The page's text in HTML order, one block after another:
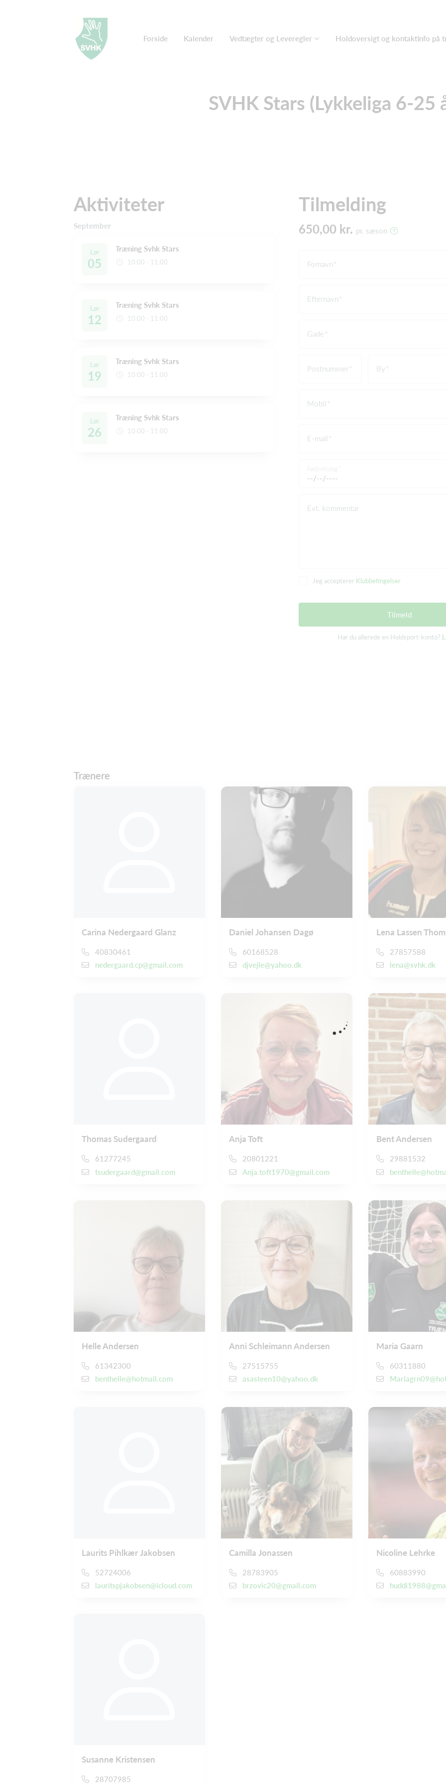
Forside Kalender Vedtægter og Leveregler Holdoversigt og kontaktinfo på
SVHK Stars (Lykkeliga 6-25
Aktiviteter
September
Lør
05
Træning Svhk Stars
10:00 - 11:00
Lør
12
Træning Svhk Stars
10:00 - 11:00
Lør
19
Træning Svhk Stars
10:00 - 11:00
Lør
26
Træning Svhk Stars
10:00 - 11:00
Tilmelding
650,00 kr. pr. sæson
Fornavn
Efternavn
Gade
Postnummer By
Mobil
E-mail
Evt. kommentar
Jeg accepterer Klubbetingelser
Tilmeld
Har du allerede en Holdsport-konto?
Trænere
Carina Nedergaard Glanz
40830461
nedergaard.cp@gmail.com
Daniel Johansen Dagø
60168528
djvejle@yahoo.dk
Lena Lassen
27857588
lena@svhk.dk
Thomas Sudergaard
61277245
tsudergaard@gmail.com
Anja Toft
20801221
Anja.toft1970@gmail.com
Bent Andersen
29881532
Helle Andersen
61342300
benthelle@hotmail.com
Anni Schleimann Andersen
27515755
asasteen10@yahoo.dk
Maria Gaarn
60311880
Laurits Pihlkær Jakobsen
52724006
lauritspjakobsen@icloud.com
Camilla Jonassen
28783905
brzovic20@gmail.com
Nicoline Lehrke
60883990
Susanne Kristensen
28707985